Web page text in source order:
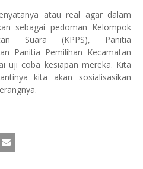
atau real agar dalam
sebagai pedoman Kelompok
Suara (KPPS), Panitia
Panitia Pemilihan Kecamatan
uji coba kesiapan mereka. Kita
kita akan sosialisasikan